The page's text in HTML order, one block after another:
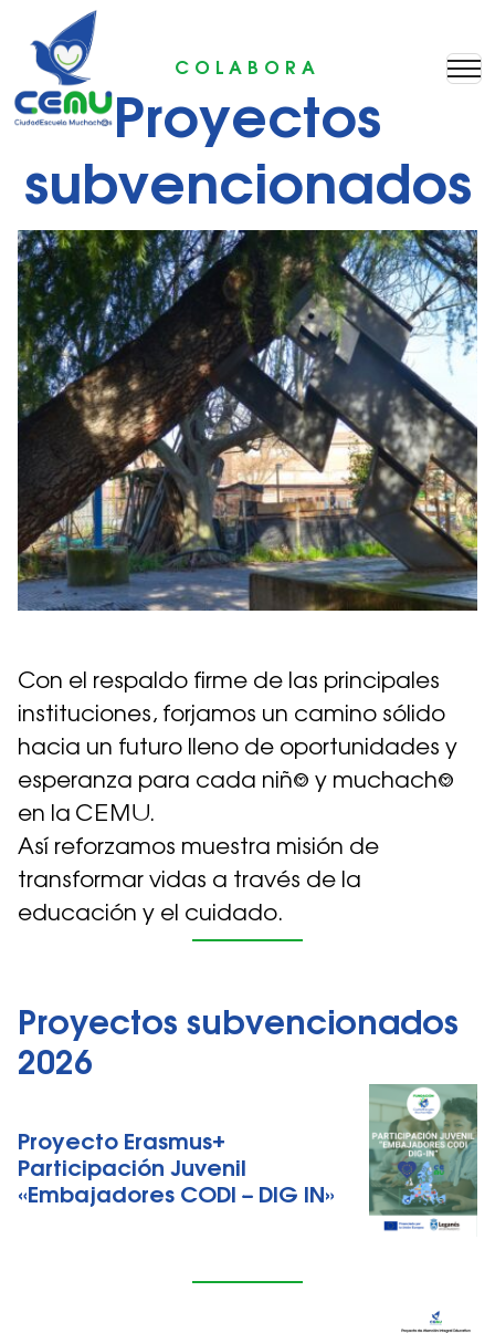
COLABORA
Proyectos
subvencionados
Con el respaldo firme de las principales
instituciones, forjamos un camino sólido
hacia un futuro lleno de oportunidades y
esperanza para cada niñ⅛ y muchach⅛
en la CEMU.
Así reforzamos muestra misión de
transformar vidas a través de la
educación y el cuidado.
Proyectos subvencionados
2026
Proyecto Erasmus+
Participación Juvenil
«Embajadores CODI – DIG IN»